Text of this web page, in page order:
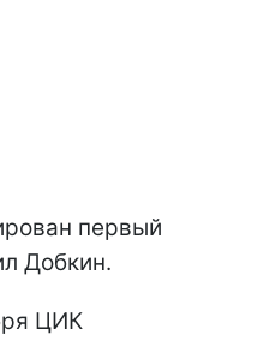
первый
Добкин.
ЦИК